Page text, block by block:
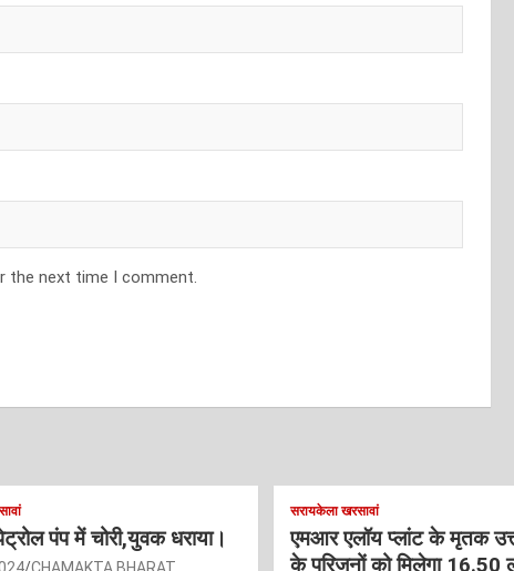
the next time I comment.
पंप में चोरी,युवक धराया।
CHAMAKTA BHARAT
सरायकेला खरसावां
एमआर एलॉय प्लांट के मृतक
के परिजनों को मिलेगा 16.50